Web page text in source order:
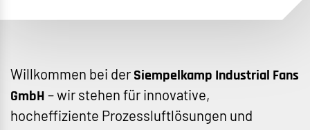
Willkommen bei der Siempelkamp Industrial Fans
GmbH – wir stehen für innovative,
hocheffiziente Prozessluftlösungen und